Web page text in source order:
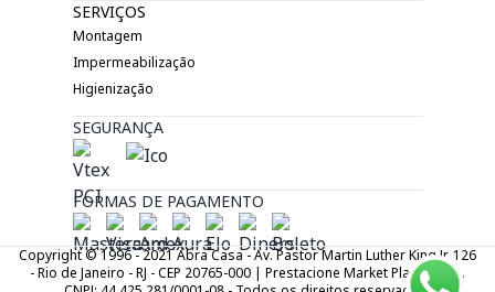
SERVIÇOS
Montagem
Impermeabilização
Higienização
SEGURANÇA
FORMAS DE PAGAMENTO
Copyright © 1996 - 2021 Abra Casa - Av. Pastor Martin Luther King Jr. 126
- Rio de Janeiro - RJ - CEP 20765-000 | Prestacione Market Place LTDA.